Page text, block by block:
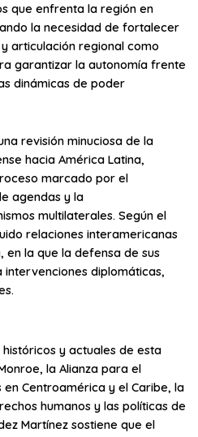
que enfrenta la región en
la necesidad de fortalecer
articulación regional como
garantizar la autonomía frente
dinámicas de poder
revisión minuciosa de la
hacia América Latina,
marcado por el
agendas y la
multilaterales. Según el
relaciones interamericanas
la que la defensa de sus
diplomáticas,
y actuales de esta
la Alianza para el
Centroamérica y el Caribe, la
humanos y las políticas de
Martínez sostiene que el